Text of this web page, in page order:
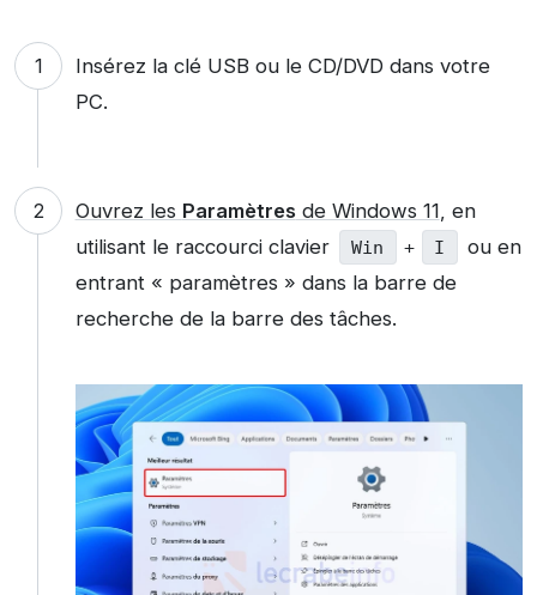
Insérez la clé USB ou le CD/DVD dans votre
PC.
Ouvrez les Paramètresde Windows 11 , en
utilisant le raccourci clavier
Win + I
ou en
entrant « paramètres » dans la barre de
recherche de la barre des tâches.